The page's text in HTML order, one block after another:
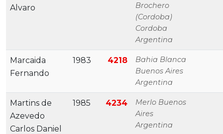
Alvaro
Brochero
(cordoba)
Cordoba
Argentina
Marcaida
Fernando
1983 4218
Bahia Blanca
Buenos Aires
Argentina
Martins de
Azevedo
Carlos Daniel
1985 4234
Merlo Buenos
Aires
Argentina